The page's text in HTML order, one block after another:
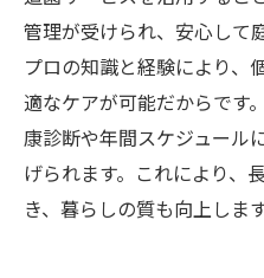
管理が受けられ、安心して
プロの知識と経験により、
適なケアが可能だからです
康診断や年間スケジュール
げられます。これにより、
き、暮らしの質も向上します